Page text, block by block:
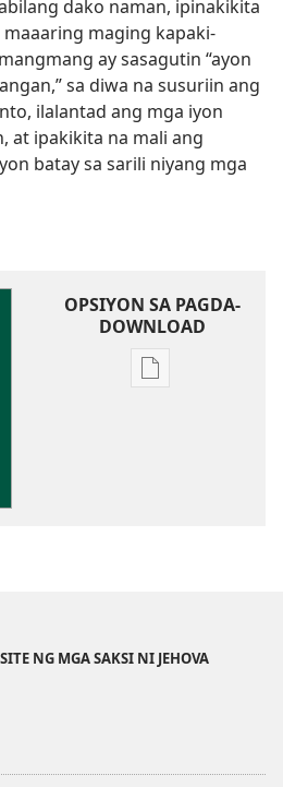
dako naman, ipinakikita
maaaring maging kapaki-
ay sasagutin “ayon
sa diwa na susuriin ang
ilalantad ang mga iyon
at ipakikita na mali ang
batay sa sarili niyang mga
OPSIYON SA PAGDA-
DOWNLOAD
Opsiyon
NG MGA SAKSI NI JEHOVA